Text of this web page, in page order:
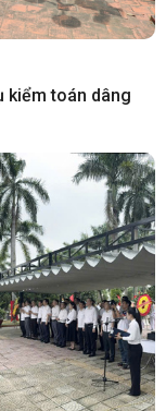
kiểm toán dâng